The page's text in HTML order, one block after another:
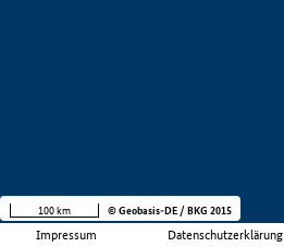
Impressum Datenschutzerklärung
100 km © Geobasis-DE / BKG 2015